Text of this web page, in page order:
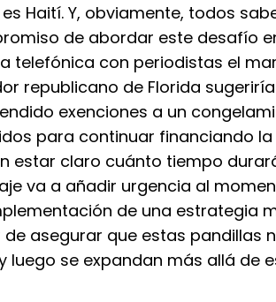
Haití. Y, obviamente, todos
de abordar este desafío
telefónica con periodistas el
republicano de Florida
exenciones a un
para continuar financiando
estar claro cuánto tiempo
va a añadir urgencia al
de una estrategia
asegurar que estas pandillas
luego se expandan más allá de